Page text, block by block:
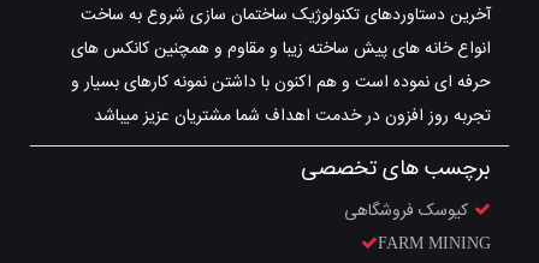
آخرین دستاوردهای تکنولوژیک ساختمان سازی شروع به ساخت
انواع خانه های پیش ساخته زیبا و مقاوم و همچنین کانکس های
حرفه ای نموده است و هم اکنون با داشتن نمونه کارهای بسیار و
تجربه روز افزون در خدمت اهداف شما مشتریان عزیز میباشد
برچسب های تخصصی
کیوسک فروشگاهی
FARM MINING